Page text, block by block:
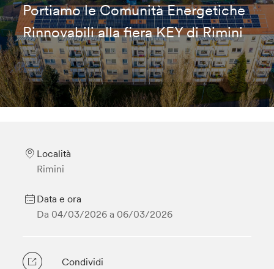
Portiamo le Comunità Energetiche
Rinnovabili alla fiera KEY di Rimini
Località
Rimini
Data e ora
Da 04/03/2026 a 06/03/2026
Condividi